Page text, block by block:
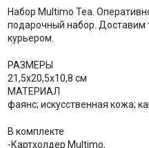
Набор Multimo Tea.
подарочный набор. Доставим
курьером.
РАЗМЕРЫ
21,5х20,5х10,8 см
МАТЕРИАЛ
фаянс; искусственная кожа;
В комплекте
-Картхолдер Multimo,